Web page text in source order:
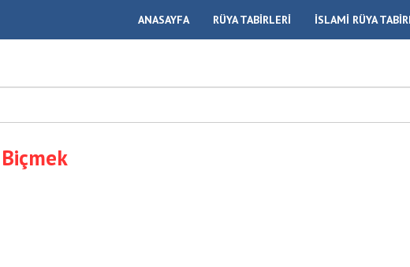
ANASAYFA RÜYA TABİRLERİ İSLAMİ RÜYA